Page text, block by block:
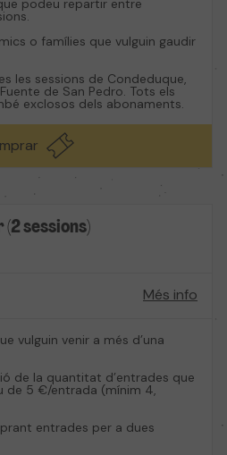
podeu repartir entre
o famílies que vulguin gaudir
les sessions de Condeduque,
de San Pedro. Tots els
exclosos dels abonaments.
sessions)
Més info
vulguin venir a més d’una
de la quantitat d’entrades que
de 5 €/entrada (mínim 4,
entrades per a dues